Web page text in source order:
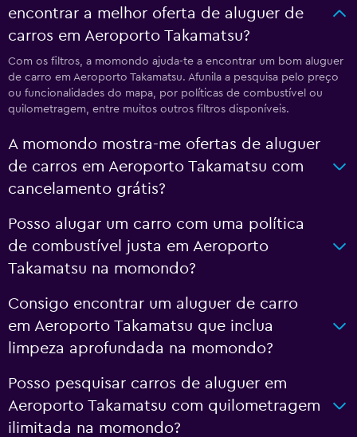
encontrar a melhor oferta de aluguer de
carros em Aeroporto Takamatsu?
Com os filtros, a momondo ajuda-te a encontrar um bom aluguer
de carro em Aeroporto Takamatsu. Afunila a pesquisa pelo preço
ou funcionalidades do mapa, por políticas de combustível ou
quilometragem, entre muitos outros filtros disponíveis.
A momondo mostra-me ofertas de aluguer
de carros em Aeroporto Takamatsu com
cancelamento grátis?
Posso alugar um carro com uma política
de combustível justa em Aeroporto
Takamatsu na momondo?
Consigo encontrar um aluguer de carro
em Aeroporto Takamatsu que inclua
limpeza aprofundada na momondo?
Posso pesquisar carros de aluguer em
Aeroporto Takamatsu com quilometragem
ilimitada na momondo?